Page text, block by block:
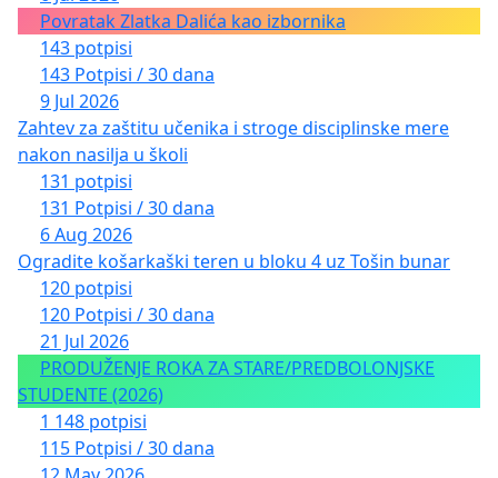
Povratak Zlatka Dalića kao izbornika
143 potpisi
143 Potpisi / 30 dana
9 Jul 2026
Zahtev za zaštitu učenika i stroge disciplinske mere
nakon nasilja u školi
131 potpisi
131 Potpisi / 30 dana
6 Aug 2026
Ogradite košarkaški teren u bloku 4 uz Tošin bunar
120 potpisi
120 Potpisi / 30 dana
21 Jul 2026
PRODUŽENJE ROKA ZA STARE/PREDBOLONJSKE
STUDENTE (2026)
1 148 potpisi
115 Potpisi / 30 dana